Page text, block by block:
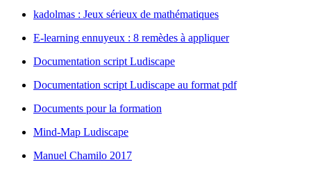
kadolmas : Jeux sérieux de mathématiques
E-learning ennuyeux : 8 remèdes à appliquer
Documentation script Ludiscape
Documentation script Ludiscape au format pdf
Documents pour la formation
Mind-Map Ludiscape
Manuel Chamilo 2017